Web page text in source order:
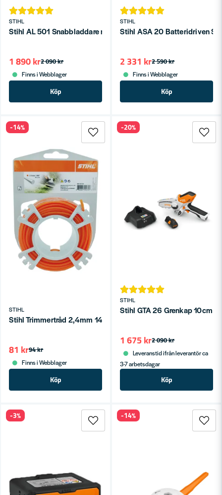
STIHL
Stihl AL 501 Snabbladdare med Aktiv Kylning - För AP & AR
2 090 kr
1 890 kr
Finns i Webblager
Köp
STIHL
Stihl ASA 20 Batteridriven
2 590 kr
2 331 kr
Finns i Webblager
Köp
STIHL
Stihl Trimmertråd 2,4mm 14m
94 kr
81 kr
Finns i Webblager
Köp
-14%
STIHL
Stihl GTA 26 Grenkap 10cm
2 090 kr
1 675 kr
Leveranstid ifrån leverantör ca
3-7 arbetsdagar
Köp
-20%
-3% -14%